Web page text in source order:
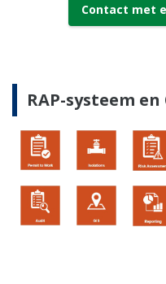
Contact met
RAP-systeem